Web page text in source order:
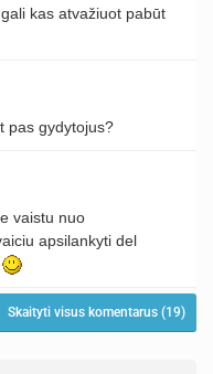
kas atvažiuot pabūt
pas gydytojus?
vaistu nuo
apsilankyti del
Skaityti visus komentarus (19)